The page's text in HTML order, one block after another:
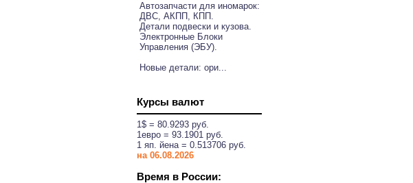
Автозапчасти для иномарок:
ДВС, АКПП, КПП.
Детали подвески и кузова.
Электронные Блоки
Управления (ЭБУ).
Новые детали: ори...
Курсы валют
1$ = 80.9293 руб.
1eвро = 93.1901 руб.
1 яп. йена = 0.513706 руб.
на 06.08.2026
Время в России: